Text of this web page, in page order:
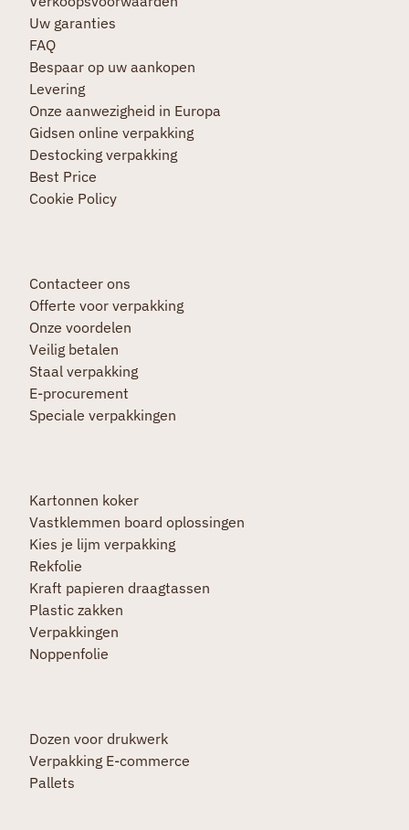
Uw garanties
FAQ
Bespaar op uw aankopen
Levering
Onze aanwezigheid in Europa
Gidsen online verpakking
Destocking verpakking
Best Price
Cookie Policy
Contacteer ons
Offerte voor verpakking
Onze voordelen
Veilig betalen
Staal verpakking
E-procurement
Speciale verpakkingen
Kartonnen koker
Vastklemmen board oplossingen
Kies je lijm verpakking
Rekfolie
Kraft papieren draagtassen
Plastic zakken
Verpakkingen
Noppenfolie
Dozen voor drukwerk
Verpakking E-commerce
Pallets